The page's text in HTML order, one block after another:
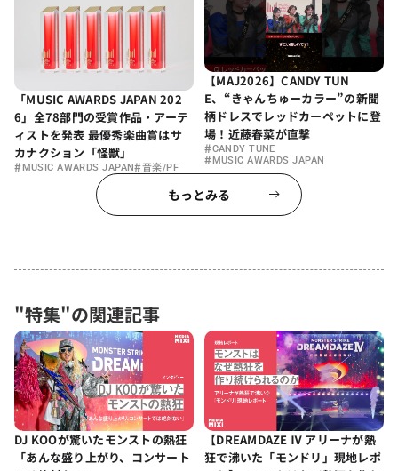
「MUSIC AWARDS JAPAN 202
6」全78部門の受賞作品・アーテ
ィストを発表 最優秀楽曲賞はサ
カナクション「怪獣」
#MUSIC AWARDS JAPAN#音楽/PF
【MAJ2026】CANDY TUN
E、“きゃんちゅーカラー”の新聞
柄ドレスでレッドカーペットに登
場！近藤春菜が直撃
#CANDY TUNE
#MUSIC AWARDS JAPAN
もっとみる
"特集"の関連記事
DJ KOOが驚いたモンストの熱狂
「あんな盛り上がり、コンサート
【DREAMDAZE Ⅳ アリーナが熱
狂で沸いた「モンドリ」現地レポ